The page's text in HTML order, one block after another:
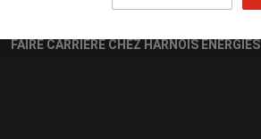
FAIRE CARRIÈRE CHEZ HARNOIS ÉNERGIES